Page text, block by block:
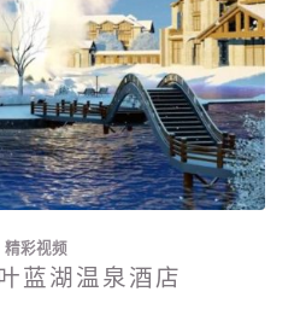
精彩视频
蓝湖温泉酒店